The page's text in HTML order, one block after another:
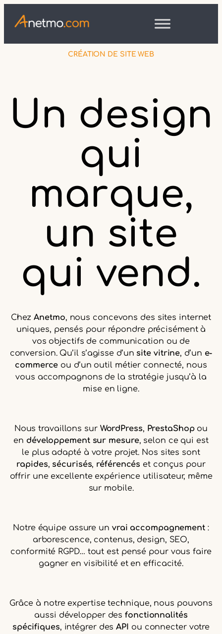
CRÉATION DE SITE WEB
Un design
qui
marque,
un site
qui vend.
ChezAnetmo, nous concevons des sites internet
uniques, pensés pour répondre précisément à
vos objectifs de communication ou de
conversion. Qu’il s’agisse d’un site vitrine, d’un e-
commerce ou d’un outil métier connecté, nous
vous accompagnons de la stratégie jusqu’à la
mise en ligne.
Nous travaillons sur WordPress, PrestaShopou
en développement sur mesure, selon ce qui est
le plus adapté à votre projet. Nos sites sont
rapides, sécurisés, référencés et conçus pour
offrir une excellente expérience utilisateur, même
sur mobile.
Notre équipe assure un vrai accompagnement :
arborescence, contenus, design, SEO,
conformité RGPD… tout est pensé pour vous faire
gagner en visibilité et en efficacité.
Grâce à notre expertise technique, nous pouvons
aussi développer des fonctionnalités
spécifiques, intégrer desAPI ou connecter votre